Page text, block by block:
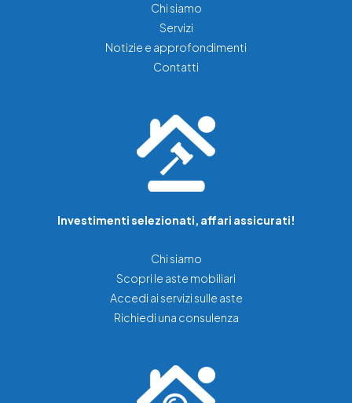
Chi siamo
Servizi
Notizie e approfondimenti
Contatti
Investimenti selezionati, affari assicurati!
Chi siamo
Scopri le aste mobiliari
Accedi ai servizi sulle aste
Richiedi una consulenza